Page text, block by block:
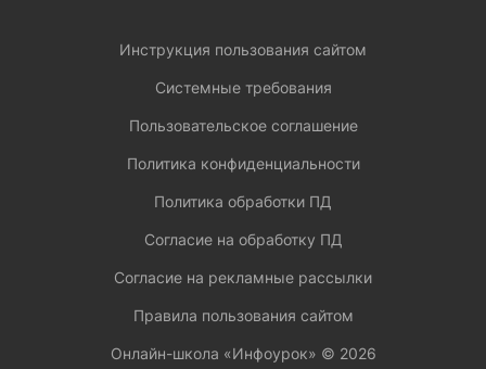
Инструкция пользования сайтом
Системные требования
Пользовательское соглашение
Политика конфиденциальности
Политика обработки ПД
Согласие на обработку ПД
Согласие на рекламные рассылки
Правила пользования сайтом
Онлайн-школа «Инфоурок» © 2026